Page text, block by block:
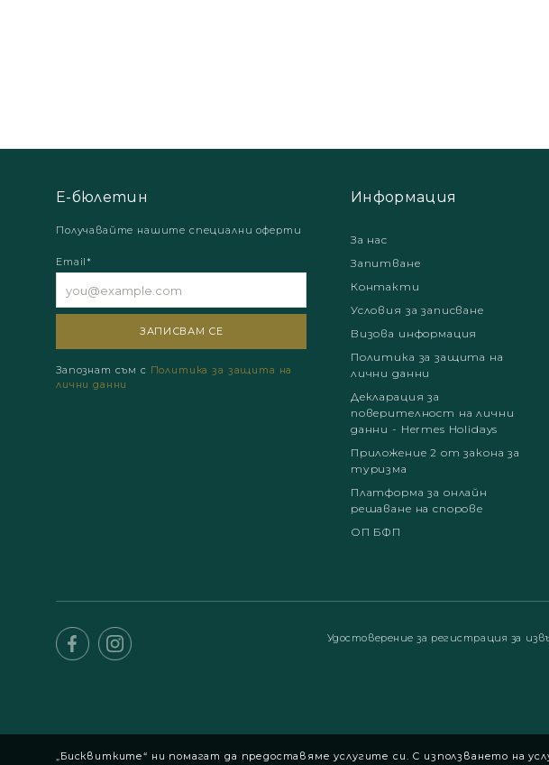
Е-бюлетин
Получавайте нашите специални оферти
Email*
Запознат съм с Политика за защита на
лични данни
Информация
За нас
Запитване
Контакти
Условия за записване
Визова информация
Политика за защита на
лични данни
Декларация за
поверителност на лични
данни - Hermes Holidays
Приложение 2 от закона за
туризма
Платформа за онлайн
решаване на спорове
ОП БФП
Удостоверение за регистрация за
„Бисквитките“ ни помагат да предоставяме услугите си. С използването на